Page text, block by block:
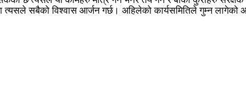
त्यसले सबैको विश्वास आर्जन गर्छ। अहिलेको कार्यसमितिले गुम्न